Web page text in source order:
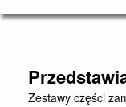
Zestawy części